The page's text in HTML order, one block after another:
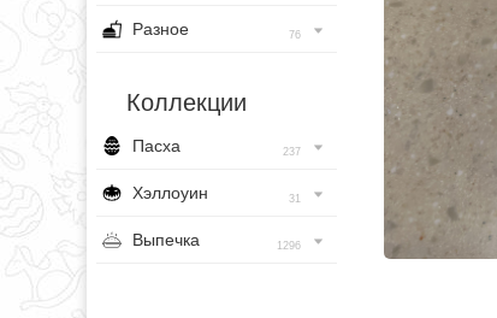
Разное 76
Коллекции
Пасха 237
Хэллоуин 31
Выпечка 1296